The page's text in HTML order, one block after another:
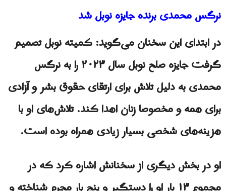
نرگس محمدی برنده جایزه نوبل شد
در ابتدای این سخنان می‌گوید: کمیته نوبل تصمیم
گرفت جایزه صلح نوبل سال ۲۰۲۳ را به نرگس
محمدی به دلیل تلاش برای ارتقای حقوق بشر و آزادی
برای همه و مخصوصا زنان اهدا کند. تلاش‌های او با
هزینه‌های شخصی بسیار زیادی همراه بوده است.
او در بخش دیگری از سخنانش اشاره کرد که در